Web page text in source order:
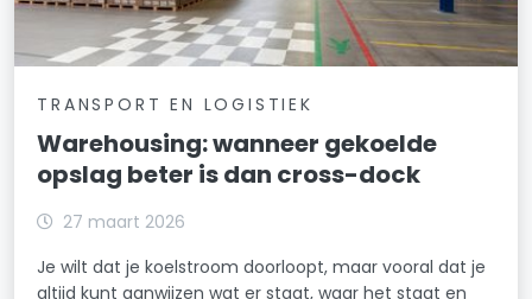
TRANSPORT EN LOGISTIEK
Warehousing: wanneer gekoelde
opslag beter is dan cross-dock
27 maart 2026
Je wilt dat je koelstroom doorloopt, maar vooral dat je
altijd kunt aanwijzen wat er staat, waar het staat en